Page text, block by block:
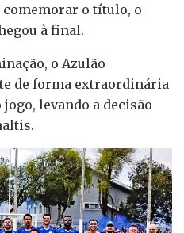
comemorar o título, o
à final.
o Azulão
de forma extraordinária
levando a decisão